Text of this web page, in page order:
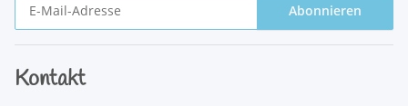
Abonnieren
Kontakt